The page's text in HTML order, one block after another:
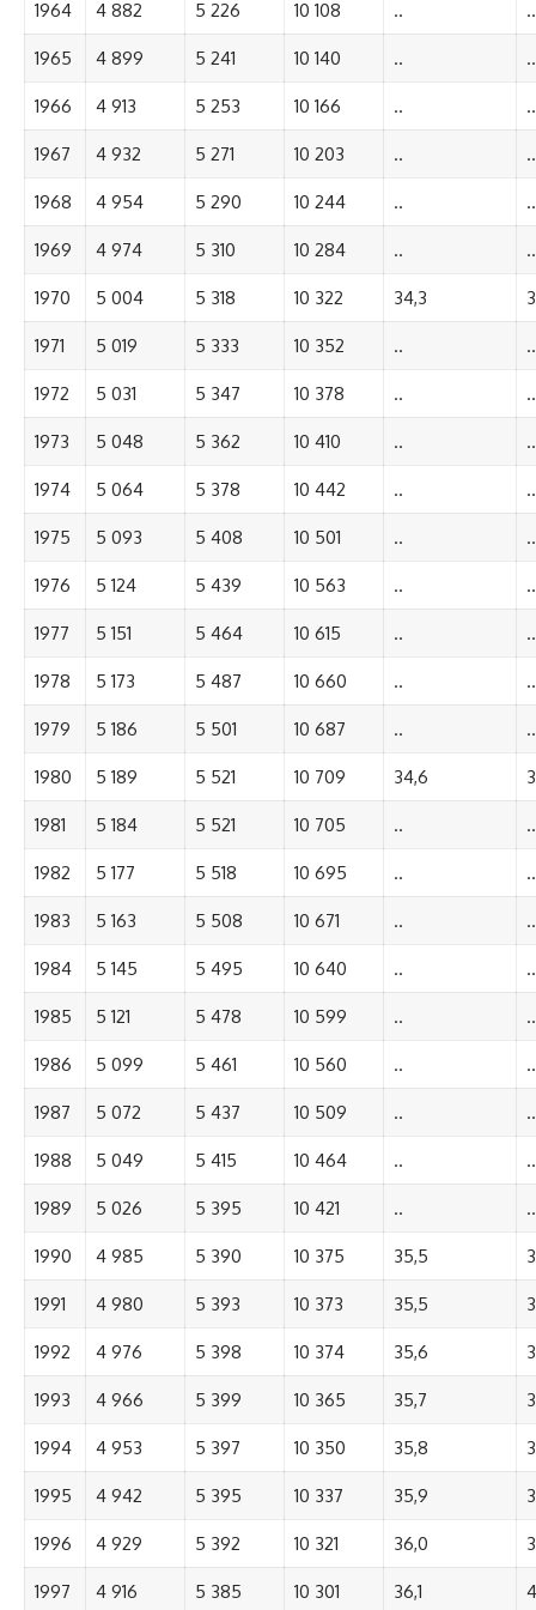
1964 4 882 5 226 10 108 .. ..
1965 4 899 5 241 10 140 .. ..
1966 4 913 5 253 10 166 .. ..
1967 4 932 5 271 10 203 .. ..
1968 4 954 5 290 10 244 .. ..
1969 4 974 5 310 10 284 .. ..
1970 5 004 5 318 10 322 34,3
1971 5 019 5 333 10 352 .. ..
1972 5 031 5 347 10 378 .. ..
1973 5 048 5 362 10 410 .. ..
1974 5 064 5 378 10 442 .. ..
1975 5 093 5 408 10 501 .. ..
1976 5 124 5 439 10 563 .. ..
1977 5 151 5 464 10 615 .. ..
1978 5 173 5 487 10 660 .. ..
1979 5 186 5 501 10 687 .. ..
1980 5 189 5 521 10 709 34,6
1981 5 184 5 521 10 705 .. ..
1982 5 177 5 518 10 695 .. ..
1983 5 163 5 508 10 671 .. ..
1984 5 145 5 495 10 640 .. ..
1985 5 121 5 478 10 599 .. ..
1986 5 099 5 461 10 560 .. ..
1987 5 072 5 437 10 509 .. ..
1988 5 049 5 415 10 464 .. ..
1989 5 026 5 395 10 421 .. ..
1990 4 985 5 390 10 375 35,5
1991 4 980 5 393 10 373 35,5
1992 4 976 5 398 10 374 35,6
1993 4 966 5 399 10 365 35,7
1994 4 953 5 397 10 350 35,8
1995 4 942 5 395 10 337 35,9
1996 4 929 5 392 10 321 36,0
1997 4 916 5 385 10 301 36,1